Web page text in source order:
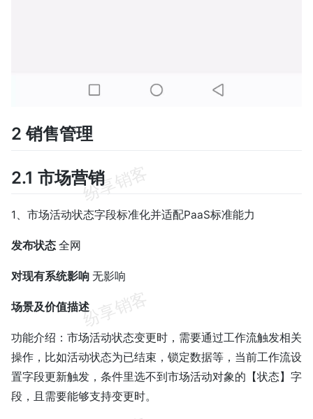
2 销售管理
2.1 市场营销
1、市场活动状态字段标准化并适配PaaS标准能力
发布状态 全网
对现有系统影响 无影响
场景及价值描述
功能介绍：市场活动状态变更时，需要通过工作流触发相关
操作，比如活动状态为已结束，锁定数据等，当前工作流设
置字段更新触发，条件里选不到市场活动对象的【状态】字
段，且需要能够支持变更时。